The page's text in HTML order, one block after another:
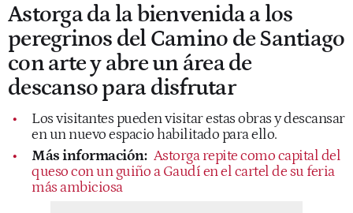
Astorga da la bienvenida a los
peregrinos del Camino de Santiago
con arte y abre un área de
descanso para disfrutar
Los visitantes pueden visitar estas obras y descansar
en un nuevo espacio habilitado para ello.
Más información: Astorga repite como capital del
queso con un guiño a Gaudí en el cartel de su feria
más ambiciosa